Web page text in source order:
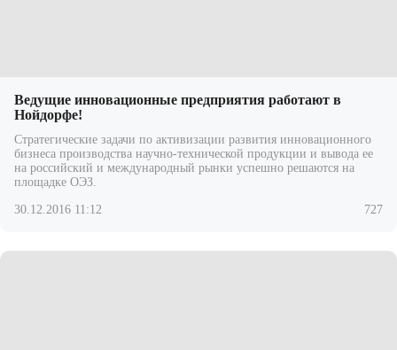
Ведущие инновационные предприятия работают в
Нойдорфе!
Стратегические задачи по активизации развития инновационного
бизнеса производства научно-технической продукции и вывода ее
на российский и международный рынки успешно решаются на
площадке ОЭЗ.
30.12.2016 11:12 727